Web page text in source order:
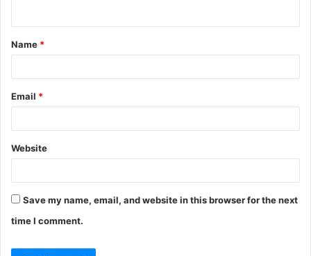
t
*
Name *
Email *
Website
Save my name, email, and website in this browser for the next
time I comment.